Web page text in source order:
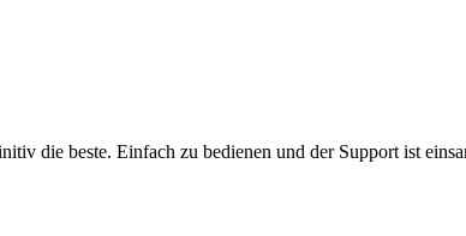
die beste. Einfach zu bedienen und der Support ist